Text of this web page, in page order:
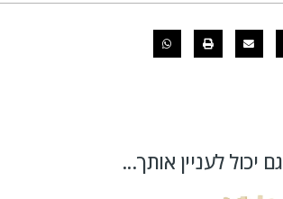
גם יכול לעניין אותך...